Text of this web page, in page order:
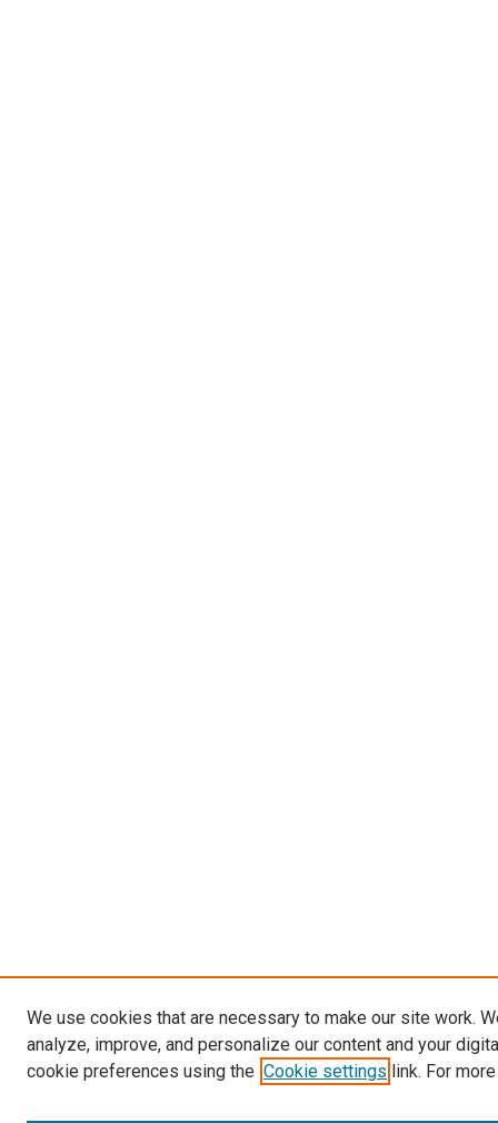
We use cookies that are necessary to make our site work.
analyze, improve, and personalize our content and your
cookie preferences using the Cookie settings link. For